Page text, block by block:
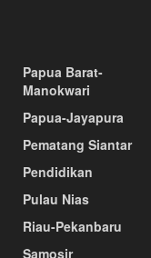
Papua Barat-
Manokwari
Papua-Jayapura
Pematang Siantar
Pendidikan
Pulau Nias
Riau-Pekanbaru
Samosir